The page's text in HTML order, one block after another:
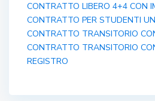
CONTRATTO LIBERO 4+4 CON
CONTRATTO PER STUDENTI
CONTRATTO TRANSITORIO
CONTRATTO TRANSITORIO
REGISTRO